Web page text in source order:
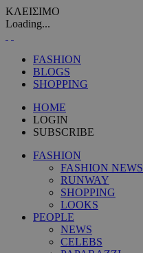
ΚΛΕΙΣΙΜΟ
Loading...
FASHION
BLOGS
SHOPPING
HOME
LOGIN
SUBSCRIBE
FASHION
FASHION NEWS
RUNWAY
SHOPPING
LOOKS
PEOPLE
NEWS
CELEBS